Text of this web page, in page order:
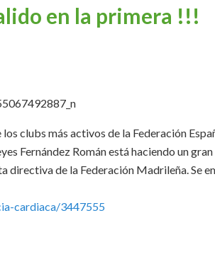
en la primera !!!
los clubs más activos de la Federación
Fernández Román está haciendo un
directiva de la Federación Madrileña. Se
cardiaca/3447555